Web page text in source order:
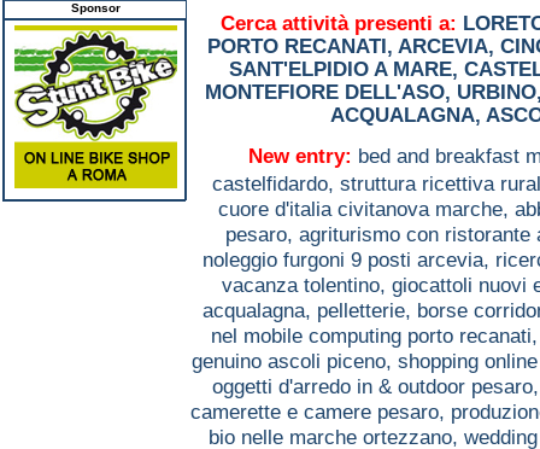
Cerca attività presenti a:
PORTO RECANATI, ARCEVIA,
SANT'ELPIDIO A MARE,
MONTEFIORE DELL'ASO, URBINO
ACQUALAGNA,
New entry: bed and breakfast
castelfidardo, struttura ricettiva
cuore d'italia civitanova marche,
pesaro, agriturismo con ristorante
noleggio furgoni 9 posti arcevia,
vacanza tolentino, giocattoli nuovi
acqualagna, pelletterie, borse
nel mobile computing porto
genuino ascoli piceno, shopping
oggetti d'arredo in & outdoor
camerette e camere pesaro,
bio nelle marche ortezzano,
Sponsor